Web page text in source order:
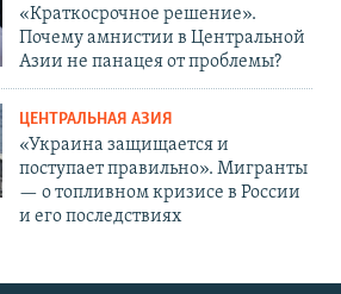
«Краткосрочное решение».
Почему амнистии в Центральной
Азии не панацея от проблемы?
ЦЕНТРАЛЬНАЯ АЗИЯ
«Украина защищается и
поступает правильно». Мигранты
— о топливном кризисе в России
и его последствиях